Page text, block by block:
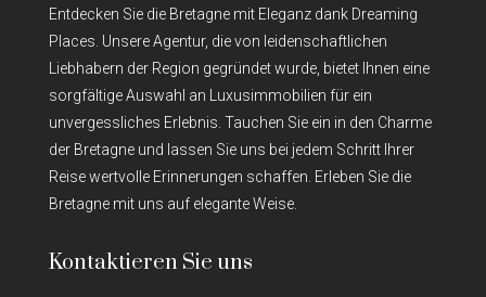
Entdecken Sie die Bretagne mit Eleganz dank Dreaming
Places. Unsere Agentur, die von leidenschaftlichen
Liebhabern der Region gegründet wurde, bietet Ihnen eine
sorgfältige Auswahl an Luxusimmobilien für ein
unvergessliches Erlebnis. Tauchen Sie ein in den Charme
der Bretagne und lassen Sie uns bei jedem Schritt Ihrer
Reise wertvolle Erinnerungen schaffen. Erleben Sie die
Bretagne mit uns auf elegante Weise.
Kontaktieren Sie uns